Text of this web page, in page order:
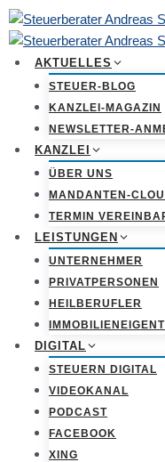
Zum
Inhalt
springen
AKTUELLES
STEUER-BLOG
KANZLEI-MAGAZIN
NEWSLETTER-
KANZLEI
ÜBER UNS
MANDANTEN-
TERMIN
LEISTUNGEN
UNTERNEHMER
PRIVATPERSONEN
HEILBERUFLER
DIGITAL
STEUERN DIGITAL
VIDEOKANAL
PODCAST
FACEBOOK
XING